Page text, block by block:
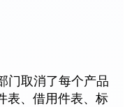
取消了每个产品
表、借用件表、标